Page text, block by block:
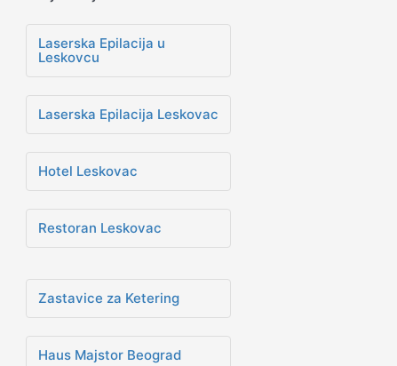
Laserska Epilacija u
Leskovcu
Laserska Epilacija Leskovac
Hotel Leskovac
Restoran Leskovac
Zastavice za Ketering
Haus Majstor Beograd